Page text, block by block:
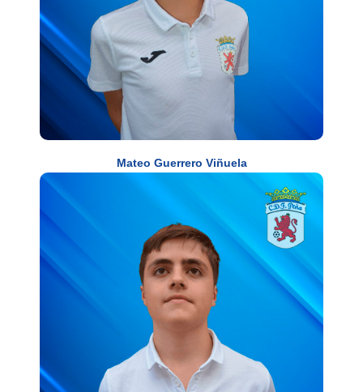
Mateo Guerrero Viñuela